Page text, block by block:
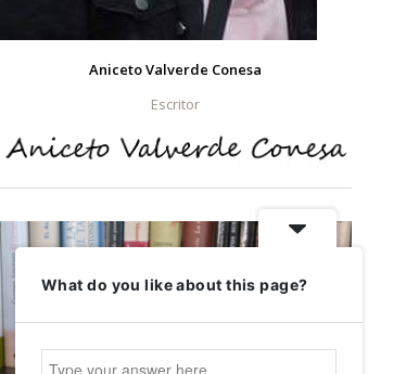
Aniceto Valverde Conesa
Escritor
What do you like about this page?